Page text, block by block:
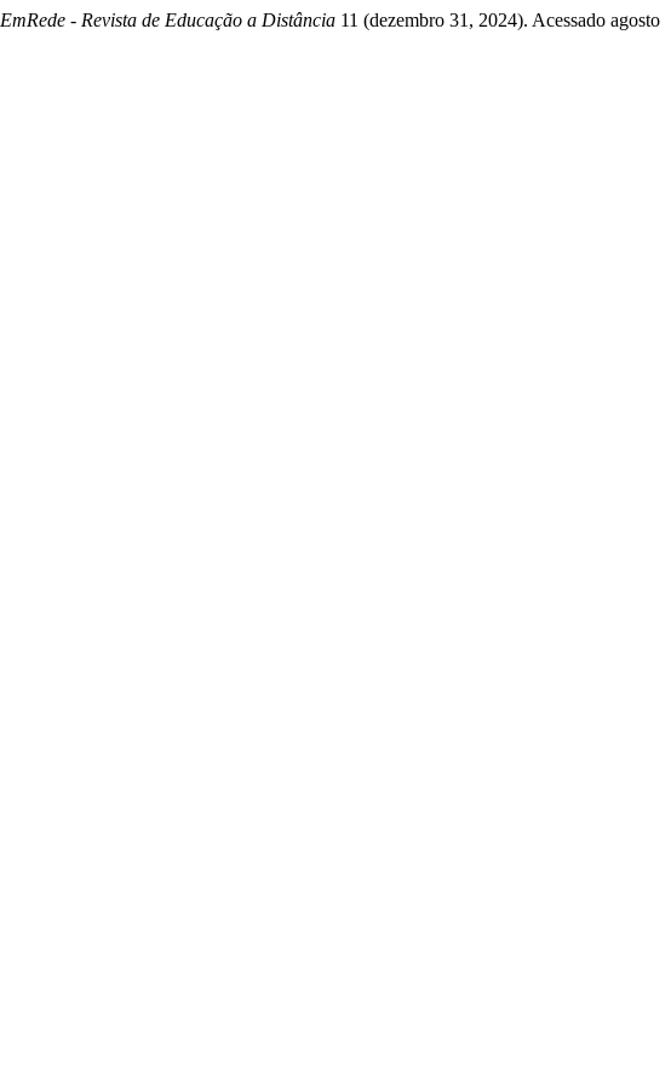
EmRede - Revista de Educação a Distância 11 (dezembro 31, 2024). Acessado agosto